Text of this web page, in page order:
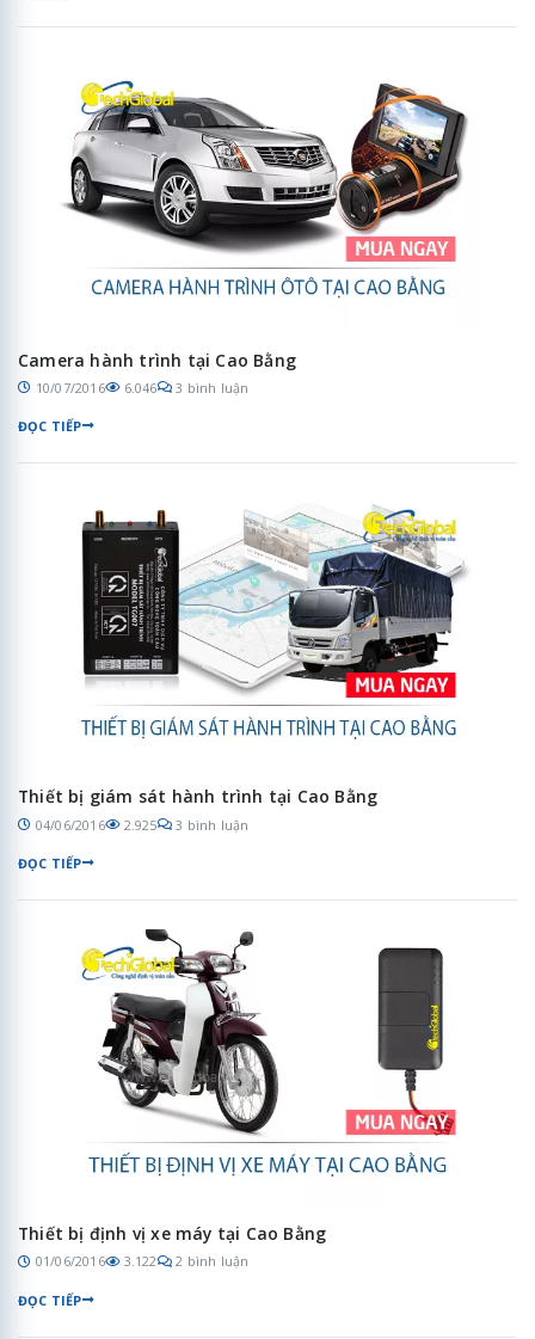
Camera hành trình tại Cao Bằng
10/07/2016 6.046 3 bình luận
ĐỌC TIẾP
Thiết bị giám sát hành trình tại Cao Bằng
04/06/2016 2.925 3 bình luận
ĐỌC TIẾP
Thiết bị định vị xe máy tại Cao Bằng
01/06/2016 3.122 2 bình luận
ĐỌC TIẾP